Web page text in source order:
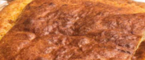
Καλαμποκόψωμο
Μυρωδάτο καλαμποκόψωμο
γεμάτη γεύση. Εύκολη συνταγή,
Ιδανικό συνοδευτικό ή σνακ για